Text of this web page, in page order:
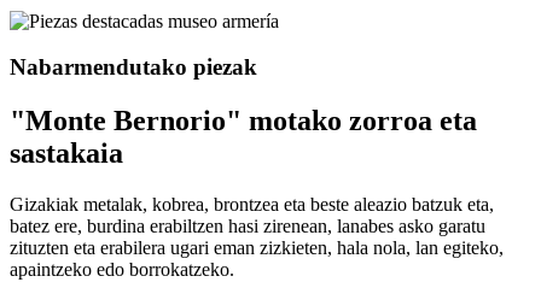
Nabarmendutako piezak
"Monte Bernorio" motako zorroa eta
sastakaia
Gizakiak metalak, kobrea, brontzea eta beste aleazio batzuk eta,
batez ere, burdina erabiltzen hasi zirenean, lanabes asko garatu
zituzten eta erabilera ugari eman zizkieten, hala nola, lan egiteko,
apaintzeko edo borrokatzeko.